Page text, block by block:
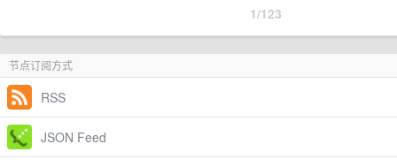
1/123
节点订阅方式
RSS
JSON Feed